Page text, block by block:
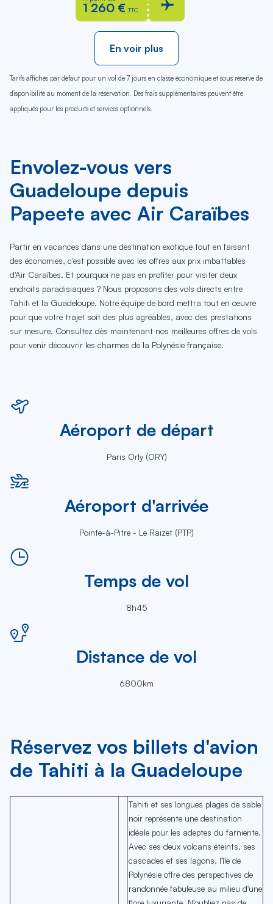
1 260 € TTC
En voir plus
Tarifs affichés par défaut pour un vol de 7 jours en classe économique et sous réserve de
disponibilité au moment de la réservation. Des frais supplémentaires peuvent être
appliqués pour les produits et services optionnels.
Envolez-vous vers
Guadeloupe depuis
Papeete avec Air Caraïbes
Partir en vacances dans une destination exotique tout en faisant
des économies, c'est possible avec les offres aux prix imbattables
d'Air Caraïbes. Et pourquoi ne pas en profiter pour visiter deux
endroits paradisiaques ? Nous proposons des vols directs entre
Tahiti et la Guadeloupe. Notre équipe de bord mettra tout en oeuvre
pour que votre trajet soit des plus agréables, avec des prestations
sur mesure. Consultez dès maintenant nos meilleures offres de vols
pour venir découvrir les charmes de la Polynésie française.
Aéroport de départ
Paris Orly (ORY)
Aéroport d'arrivée
Pointe-à-Pitre - Le Raizet (PTP)
Temps de vol
8h45
Distance de vol
6800km
Réservez vos billets d'avion
de Tahiti à la Guadeloupe
Tahiti et ses longues plages de sable
noir représente une destination
idéale pour les adeptes du farniente.
Avec ses deux volcans éteints, ses
cascades et ses lagons, l'île de
Polynésie offre des perspectives de
randonnée fabuleuse au milieu d'une